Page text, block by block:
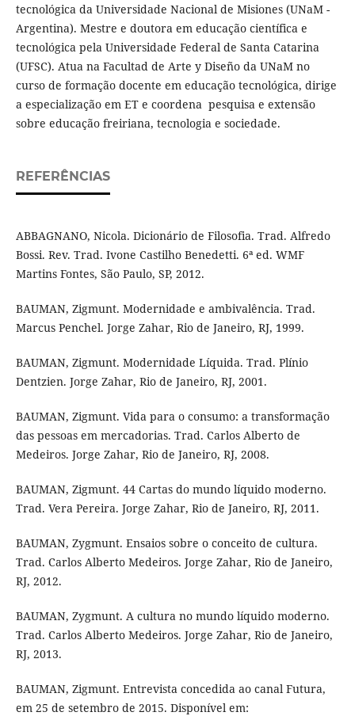
tecnológica da Universidade Nacional de Misiones (UNaM -
Argentina). Mestre e doutora em educação científica e
tecnológica pela Universidade Federal de Santa Catarina
(UFSC). Atua na Facultad de Arte y Diseño da UNaM no
curso de formação docente em educação tecnológica, dirige
a especialização em ET e coordena pesquisa e extensão
sobre educação freiriana, tecnologia e sociedade.
REFERÊNCIAS
ABBAGNANO, Nicola. Dicionário de Filosofia. Trad. Alfredo
Bossi. Rev. Trad. Ivone Castilho Benedetti. 6ª ed. WMF
Martins Fontes, São Paulo, SP, 2012.
BAUMAN, Zigmunt. Modernidade e ambivalência. Trad.
Marcus Penchel. Jorge Zahar, Rio de Janeiro, RJ, 1999.
BAUMAN, Zigmunt. Modernidade Líquida. Trad. Plínio
Dentzien. Jorge Zahar, Rio de Janeiro, RJ, 2001.
BAUMAN, Zigmunt. Vida para o consumo: a transformação
das pessoas em mercadorias. Trad. Carlos Alberto de
Medeiros. Jorge Zahar, Rio de Janeiro, RJ, 2008.
BAUMAN, Zigmunt. 44 Cartas do mundo líquido moderno.
Trad. Vera Pereira. Jorge Zahar, Rio de Janeiro, RJ, 2011.
BAUMAN, Zygmunt. Ensaios sobre o conceito de cultura.
Trad. Carlos Alberto Medeiros. Jorge Zahar, Rio de Janeiro,
RJ, 2012.
BAUMAN, Zygmunt. A cultura no mundo líquido moderno.
Trad. Carlos Alberto Medeiros. Jorge Zahar, Rio de Janeiro,
RJ, 2013.
BAUMAN, Zigmunt. Entrevista concedida ao canal Futura,
em 25 de setembro de 2015. Disponível em: